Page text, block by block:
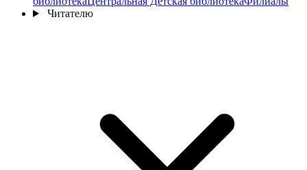
Читателю